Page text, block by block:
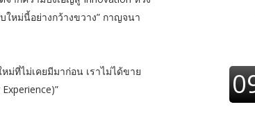
หม่นี้อย่างกว้างขวาง” กาญจนา
ม่ที่ไม่เคยมีมาก่อน เราไม่ได้ขาย